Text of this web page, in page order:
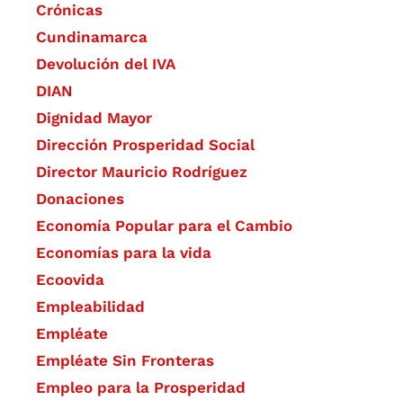
Crónicas
Cundinamarca
Devolución del IVA
DIAN
Dignidad Mayor
Dirección Prosperidad Social
Director Mauricio Rodríguez
Donaciones
Economía Popular para el Cambio
Economías para la vida
Ecoovida
Empleabilidad
Empléate
Empléate Sin Fronteras
Empleo para la Prosperidad